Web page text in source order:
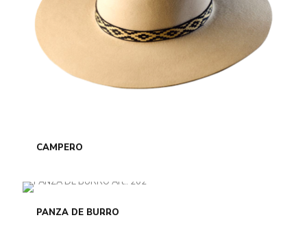
CAMPERO
PANZA DE BURRO